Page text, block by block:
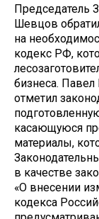
Председатель
Шевцов
на
кодекс РФ,
бизнеса.
отметил
касающуюся
материалы,
в качестве
«О внесении
кодекса